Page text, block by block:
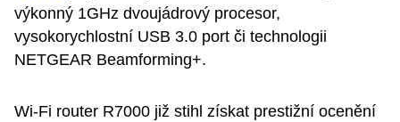
výkonný 1GHz dvoujádrový procesor,
vysokorychlostní USB 3.0 port či technologii
NETGEAR Beamforming+.
Wi-Fi router R7000 již stihl získat prestižní ocenění